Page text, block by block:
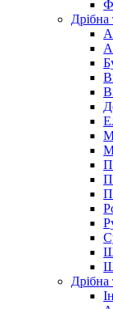
Дрібна
Дрібна